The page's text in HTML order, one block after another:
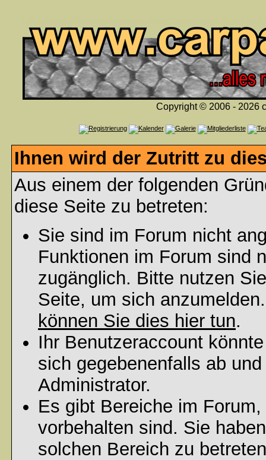
Copyright © 2006 - 2026
Ihnen wird der Zutritt zu
Aus einem der folgenden
diese Seite zu betreten:
Sie sind im Forum nicht
Funktionen im Forum sind
zugänglich. Bitte nutzen
Seite, um sich
können Sie dies hier tun.
Ihr Benutzeraccount
sich gegebenenfalls ab
Administrator.
Es gibt Bereiche im
vorbehalten sind. Sie
solchen Bereich zu